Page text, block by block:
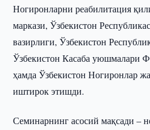
Ногиронларни реабилитация
маркази, Ўзбекистон
вазирлиги, Ўзбекистон
Ўзбекистон Касаба уюшмалари
ҳамда Ўзбекистон Ногиронлар
иштирок этишди.
Семинарнинг асосий мақсади –